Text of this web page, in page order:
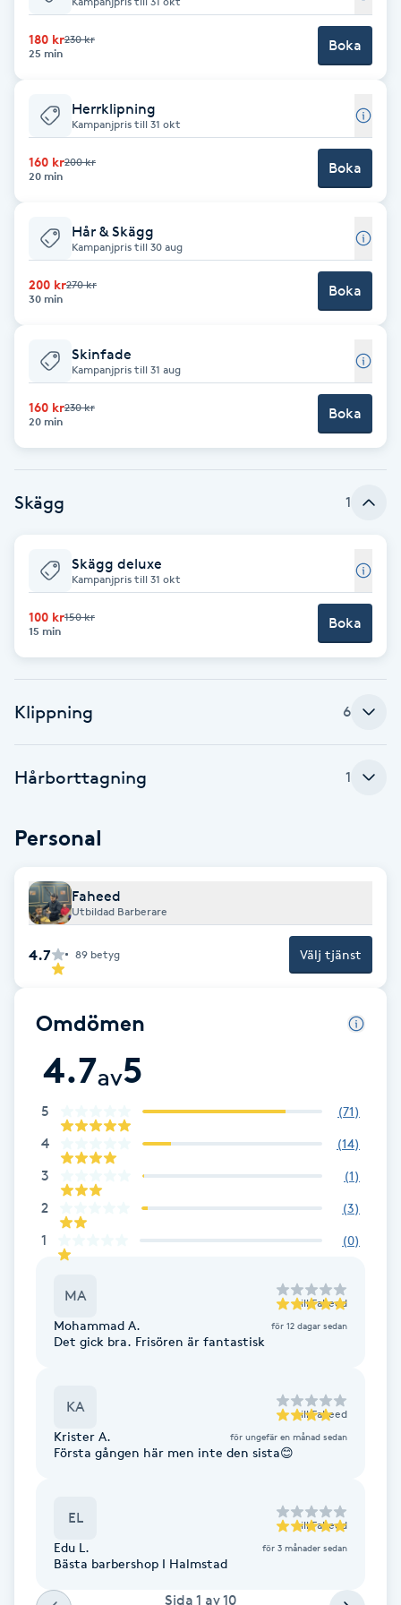
Babylights
Balayage
Bambumassage
Barber
Barnklippning
BIAB
Blowout
Bottenfärg
Bröllopsuppsättning
Celluliter
Coachning
D
Damklippning
Dermapen
Diamantslipning
Extensions borttagning
Eyeliner-tatuering
Faceliftmassage
Fotmassage
180 kr230 kr
25 min
Boka
Herrklipning
Kampanjpris till 31 okt
160 kr200 kr
20 min
Boka
Hår & Skägg
Kampanjpris till 30 aug
200 kr270 kr
30 min
Boka
Skinfade
Kampanjpris till 31 aug
160 kr230 kr
20 min
Boka
Skägg 1
Skägg deluxe
Kampanjpris till 31 okt
100 kr150 kr
15 min
Boka
Klippning 6
Hårborttagning 1
Personal
Faheed
Utbildad Barberare
4.7 89 betyg Välj tjänst
Omdömen
4.7av5
5 (71)
4 (14)
3 (1)
2 (3)
1 (0)
MA till Faheed
Mohammad A. för 12 dagar sedan
Det gick bra. Frisören är fantastisk
KA till Faheed
Krister A. för ungefär en månad sedan
Första gången här men inte den sista😊
EL till Faheed
Edu L. för 3 månader sedan
Bästa barbershop I Halmstad
Sida 1 av10